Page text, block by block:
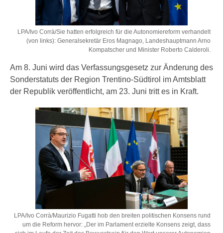
LPA/Ivo Corrà/Sie hatten erfolgreich für die Autonomiereform verhandelt
(von links): Generalsekretär Eros Magnago, Landeshauptmann Arno
Kompatscher und Minister Roberto Calderoli.
Am 8. Juni wird das Verfassungsgesetz zur Änderung des
Sonderstatuts der Region Trentino-Südtirol im Amtsblatt
der Republik veröffentlicht, am 23. Juni tritt es in Kraft.
LPA/Ivo Corrà/Maurizio Fugatti hob den breiten politischen Konsens rund
um die Reform hervor: „Der im Parlament erzielte Konsens zeigt, dass